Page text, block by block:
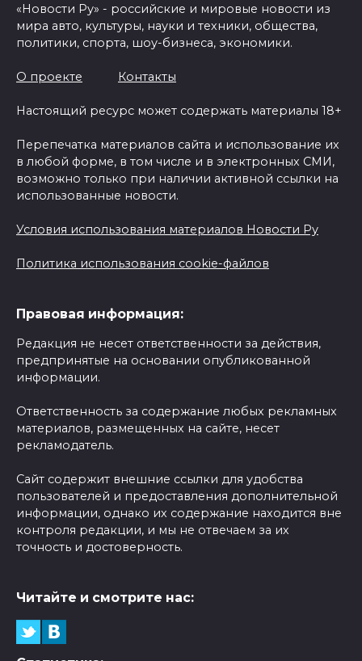
«Новости Ру» - российские и мировые новости из
мира авто, культуры, науки и техники, общества,
политики, спорта, шоу-бизнеса, экономики.
О проекте Контакты
Настоящий ресурс может содержать материалы 18+
Перепечатка материалов сайта и использование их
в любой форме, в том числе и в электронных СМИ,
возможно только при наличии активной ссылки на
использованные новости.
Условия использования материалов Новости Ру
Политика использования cookie-файлов
Правовая информация:
Редакция не несет ответственности за действия,
предпринятые на основании опубликованной
информации.
Ответственность за содержание любых рекламных
материалов, размещенных на сайте, несет
рекламодатель.
Сайт содержит внешние ссылки для удобства
пользователей и предоставления дополнительной
информации, однако их содержание находится вне
контроля редакции, и мы не отвечаем за их
точность и достоверность.
Читайте и смотрите нас: